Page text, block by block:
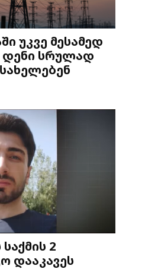
უკვე მესამედ
სრულად
2
დააკავეს